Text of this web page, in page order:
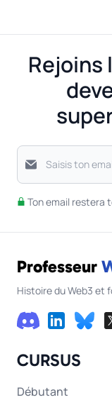
Rejoins
Saisis ton email
Ton email restera
Professeur
Histoire du Web3 et
CURSUS
Débutant